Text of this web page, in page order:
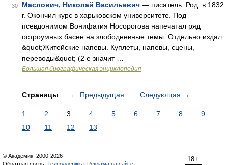
30 Маслович, Николай Васильевич — писатель. Род. в 1832
г. Окончил курс в харьковском университете. Под
псевдонимом Вонифатия Носорогова напечатал ряд
остроумных басен на злободневные темы. Отдельно издал:
&quot;Житейские напевы. Куплеты, напевы, сцены,
переводы&quot; (2 е значит …
Большая биографическая энциклопедия
Страницы ← Предыдущая Следующая →
1 2 3 4 5 6 7 8
9
10
11 12 13
18+
© Академик, 2000-2026